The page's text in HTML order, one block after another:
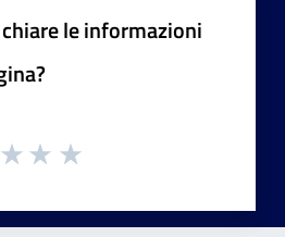
le informazioni